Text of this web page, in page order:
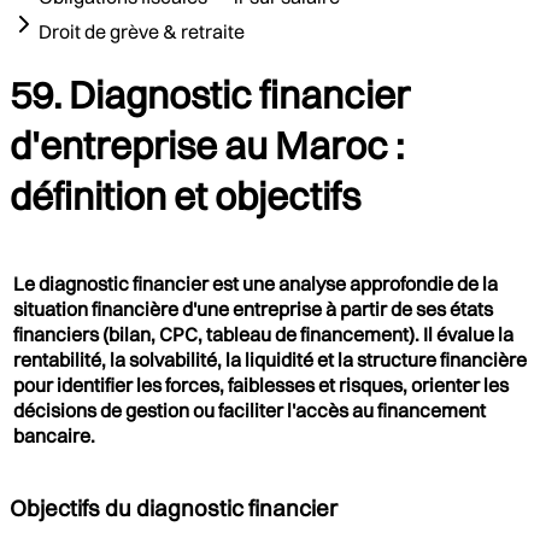
Droit de grève & retraite
59. Diagnostic financier
d'entreprise au Maroc :
définition et objectifs
Le diagnostic financier est une analyse approfondie de la
situation financière d'une entreprise à partir de ses états
financiers (bilan, CPC, tableau de financement). Il évalue la
rentabilité, la solvabilité, la liquidité et la structure financière
pour identifier les forces, faiblesses et risques, orienter les
décisions de gestion ou faciliter l'accès au financement
bancaire.
Objectifs du diagnostic financier